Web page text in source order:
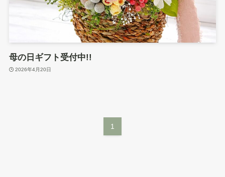
母の日ギフト受付中!!
2026年4月20日
1